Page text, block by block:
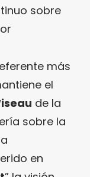
sobre
más
el
de la
sobre la
en